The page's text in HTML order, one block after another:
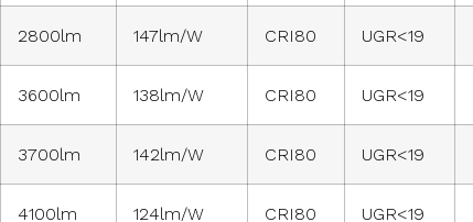
2800lm 147lm/W CRI80 UGR<19
3600lm 138lm/W CRI80 UGR<19
3700lm 142lm/W CRI80 UGR<19
4100lm 124lm/W CRI80 UGR<19